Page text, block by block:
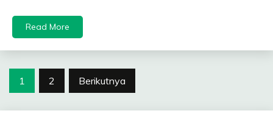
Read More
Navigasi
1 2 Berikutnya